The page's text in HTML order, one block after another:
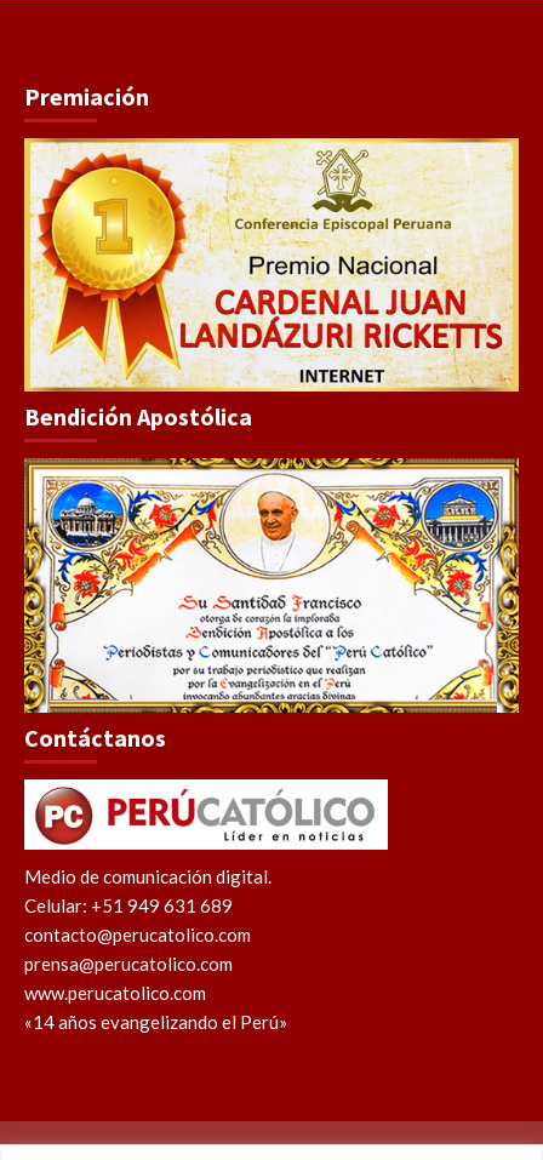
Premiación
Bendición Apostólica
Contáctanos
Medio de comunicación digital.
Celular: +51 949 631 689
contacto@perucatolico.com
prensa@perucatolico.com
www.perucatolico.com
«14 años evangelizando el Perú»